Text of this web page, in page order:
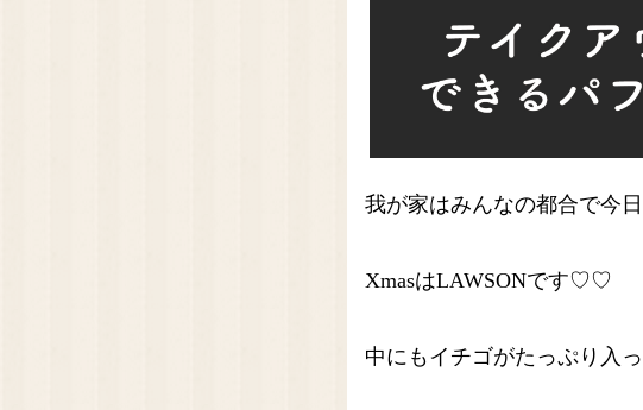
我が家はみんなの都合で今
XmasはLAWSONです♡♡